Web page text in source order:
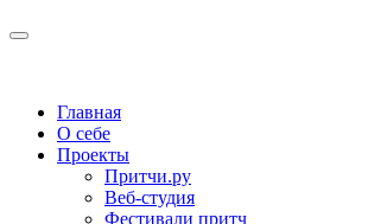
Главная
О себе
Проекты
Притчи.ру
Веб-студия
Фестивали притч